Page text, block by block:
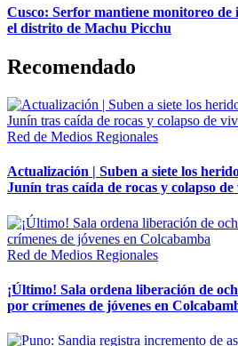
Cusco: Serfor mantiene monitoreo de
el distrito de Machu Picchu
Recomendado
Red de Medios Regionales
Actualización | Suben a siete los
Junín tras caída de rocas y colapso de
Red de Medios Regionales
¡Último! Sala ordena liberación de
por crímenes de jóvenes en